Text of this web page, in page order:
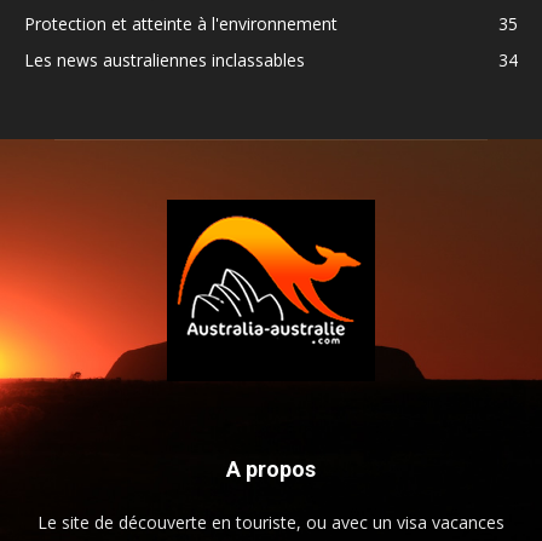
Protection et atteinte à l'environnement
35
Les news australiennes inclassables
34
A propos
Le site de découverte en touriste, ou avec un visa vacances